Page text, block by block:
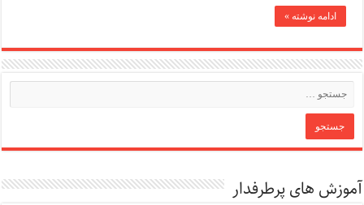
ادامه نوشته »
آموزش های پرطرفدار